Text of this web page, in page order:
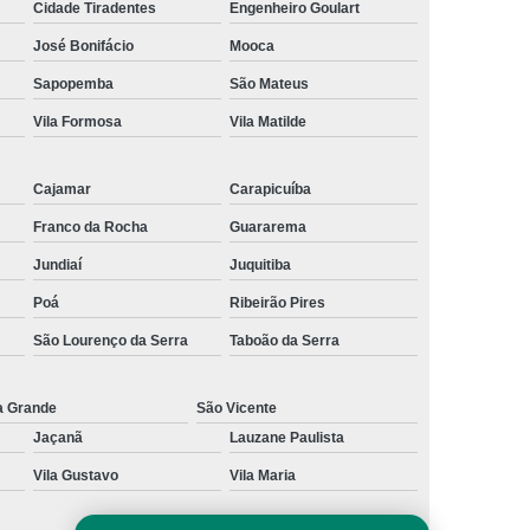
Preenchimento Capilar com Micro Ponto
Preenchimento Capilar com Pigmentação
Preenchimento Capilar em Mulheres
Preenchimento Capilar nas Entradas
Diminuir Testa
Tratamento de Calvície
Tratamento de Calvície Natural
para a Calvície com Micropigmentação
Tratamento para Calvície com Micopigmentação
Tratamento para Calvície em Homens
Tratamento para Calvície Masculina
Cidade Tiradentes Engenheiro Goulart
José Bonifácio Mooca
Sapopemba São Mateus
Vila Formosa Vila Matilde
Cajamar Carapicuíba
Franco da Rocha Guararema
Jundiaí Juquitiba
Poá Ribeirão Pires
São Lourenço da Serra Taboão da Serra
Grande
São Vicente
Jaçanã Lauzane Paulista
Vila Gustavo Vila Maria